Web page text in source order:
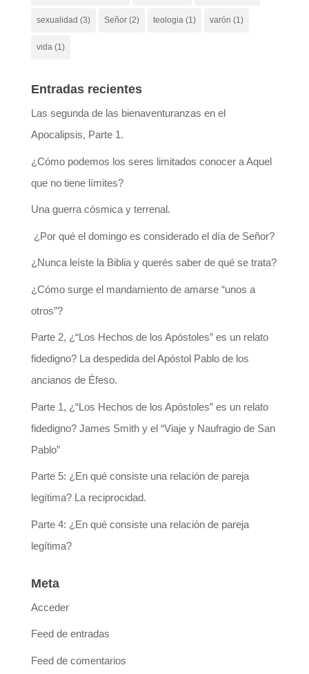
sexualidad (3) Señor(2) teologia(1) varón (1)
vida(1)
Entradas recientes
Las segunda de las bienaventuranzas en el
Apocalipsis, Parte 1.
¿Cómo podemos los seres limitados conocer a Aquel
que no tiene límites?
Una guerra cósmica y terrenal.
¿Por qué el domingo es considerado el día de Señor?
¿Nunca leíste la Biblia y querés saber de qué se trata?
¿Cómo surge el mandamiento de amarse “unos a
otros”?
Parte 2, ¿“Los Hechos de los Apóstoles” es un relato
fidedigno? La despedida del Apóstol Pablo de los
ancianos de Éfeso.
Parte 1, ¿“Los Hechos de los Apóstoles” es un relato
fidedigno? James Smith y el “Viaje y Naufragio de San
Pablo”
Parte 5: ¿En qué consiste una relación de pareja
legítima? La reciprocidad.
Parte 4: ¿En qué consiste una relación de pareja
legítima?
Meta
Acceder
Feed de entradas
Feed de comentarios